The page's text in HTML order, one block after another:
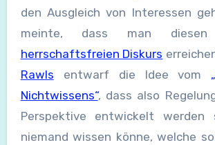
den Ausgleich von Interessen
meinte, dass man
herrschaftsfreien Diskurs
Rawls entwarf die Idee vom
Nichtwissens“, dass also
Perspektive entwickelt werden
niemand wissen könne, welche